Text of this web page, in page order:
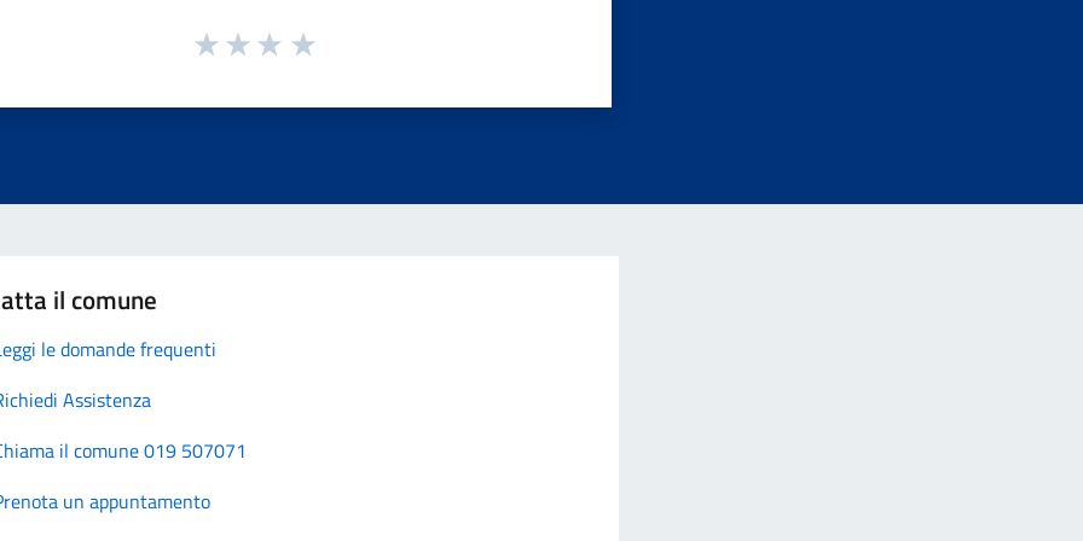
il comune
le domande frequenti
Assistenza
il comune 019 507071
un appuntamento